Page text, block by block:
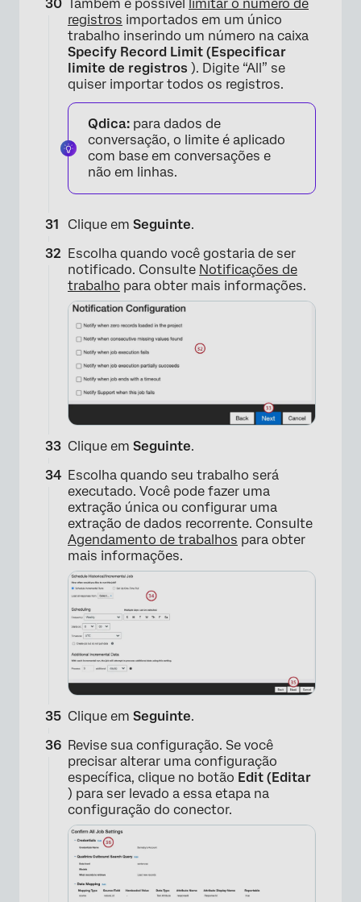
×
Também é possível
limitar o número de
registros importados em um único
trabalho inserindo um número na caixa
Specify Record Limit (Especificar
limite de registros ). Digite “All” se
quiser importar todos os registros.
Qdica: para dados de
conversação, o limite é aplicado
com base em conversações e
não em linhas.
Clique em Seguinte.
Escolha quando você gostaria de ser
notificado. Consulte Notificações de
trabalho para obter mais informações.
Clique em Seguinte.
Escolha quando seu trabalho será
executado. Você pode fazer uma
extração única ou configurar uma
extração de dados recorrente. Consulte
Agendamento de trabalhos para obter
mais informações.
Clique em Seguinte.
Revise sua configuração. Se você
precisar alterar uma configuração
específica, clique no botão Edit (Editar
) para ser levado a essa etapa na
configuração do conector.